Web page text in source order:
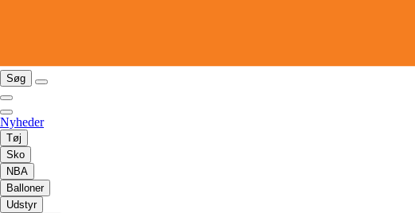
Søg
Nyheder
Tøj
Sko
NBA
Balloner
Udstyr